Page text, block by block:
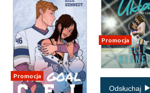
Promocja
Promocja
Odsłuchaj